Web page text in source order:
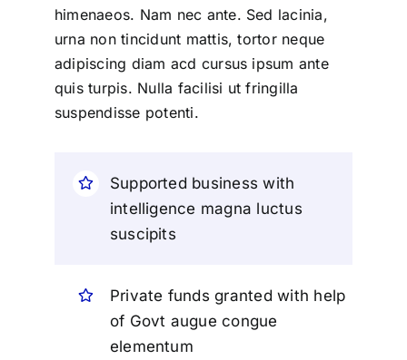
himenaeos. Nam nec ante. Sed lacinia,
urna non tincidunt mattis, tortor neque
adipiscing diam acd cursus ipsum ante
quis turpis. Nulla facilisi ut fringilla
suspendisse potenti.
Supported business with
intelligence magna luctus
suscipits
Private funds granted with help
of Govt augue congue
elementum